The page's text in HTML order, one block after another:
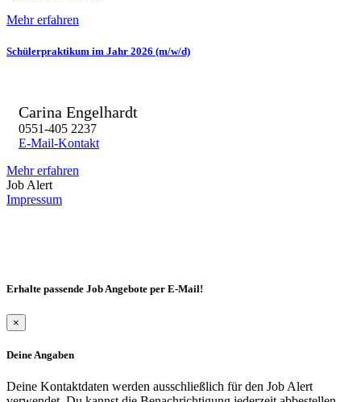
Mehr erfahren
Schülerpraktikum im Jahr 2026 (m/w/d)
Carina Engelhardt
0551-405 2237
E-Mail-Kontakt
Mehr erfahren
Job Alert
Impressum
Erhalte passende Job Angebote per E-Mail!
×
Deine Angaben
Deine Kontaktdaten werden ausschließlich für den Job Alert